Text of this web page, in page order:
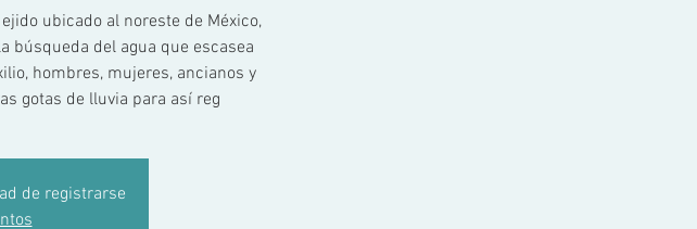
ubicado al noreste de México,
búsqueda del agua que escasea
hombres, mujeres, ancianos y
gotas de lluvia para así reg
de registrarse